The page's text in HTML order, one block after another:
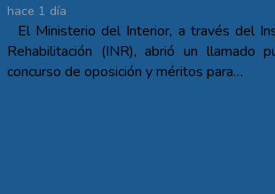
hace 1 día
El Ministerio del Interior, a través del
Rehabilitación (INR), abrió un llamado
concurso de oposición y méritos para…